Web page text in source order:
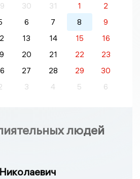
30 31 1
2
6 7 8
9
13 14 15
16
20 21 22
23
27 28 29
30
3 4 5 6
людей